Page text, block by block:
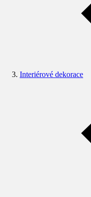
Interiérové dekorace